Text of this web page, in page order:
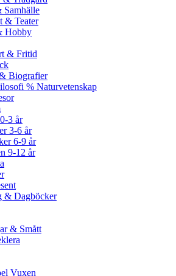
& Teater
Hobby
& Fritid
Biografier
% Naturvetenskap
3 år
3-6 år
6-9 år
9-12 år
& Dagböcker
& Smått
Vuxen